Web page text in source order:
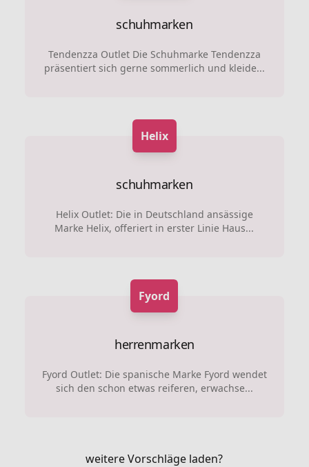
schuhmarken
Tendenzza Outlet Die Schuhmarke Tendenzza
präsentiert sich gerne sommerlich und kleide...
Helix
schuhmarken
Helix Outlet: Die in Deutschland ansässige
Marke Helix, offeriert in erster Linie Haus...
Fyord
herrenmarken
Fyord Outlet: Die spanische Marke Fyord wendet
sich den schon etwas reiferen, erwachse...
weitere Vorschläge laden?